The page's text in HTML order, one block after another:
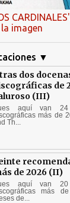
imagen
▼
dos
de
(III)
aquí van 24
más de
Th...
de 2026 (II)
aquí van 20
más
de...